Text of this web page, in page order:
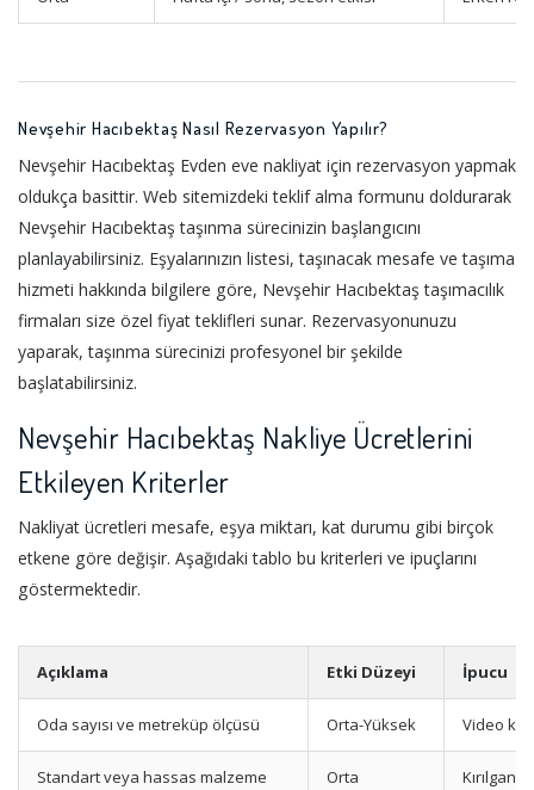
Nevşehir Hacıbektaş Nasıl Rezervasyon Yapılır?
Nevşehir Hacıbektaş Evden eve nakliyat için rezervasyon yapmak
oldukça basittir. Web sitemizdeki teklif alma formunu doldurarak
Nevşehir Hacıbektaş taşınma sürecinizin başlangıcını
planlayabilirsiniz. Eşyalarınızın listesi, taşınacak mesafe ve taşıma
hizmeti hakkında bilgilere göre, Nevşehir Hacıbektaş taşımacılık
firmaları size özel fiyat teklifleri sunar. Rezervasyonunuzu
yaparak, taşınma sürecinizi profesyonel bir şekilde
başlatabilirsiniz.
Nevşehir Hacıbektaş Nakliye Ücretlerini
Etkileyen Kriterler
Nakliyat ücretleri mesafe, eşya miktarı, kat durumu gibi birçok
etkene göre değişir. Aşağıdaki tablo bu kriterleri ve ipuçlarını
göstermektedir.
Açıklama Etki Düzeyi İpucu
Oda sayısı ve metreküp ölçüsü Orta-Yüksek Video
Standart veya hassas malzeme Orta Kırılgan